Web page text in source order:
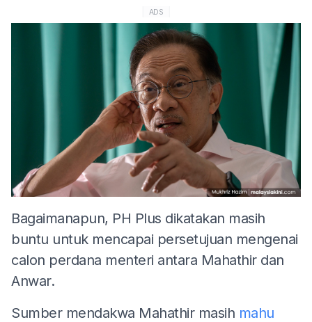
ADS
Bagaimanapun, PH Plus dikatakan masih
buntu untuk mencapai persetujuan mengenai
calon perdana menteri antara Mahathir dan
Anwar.
Sumber mendakwa Mahathir masih mahu